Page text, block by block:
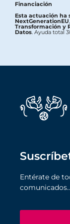
Financiación
Esta actuación ha
NextGenerationEU
Transformación y
Datos . Ayuda total
Entérate de